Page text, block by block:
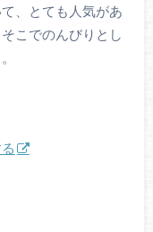
、とても人気があ
こでのんびりとし